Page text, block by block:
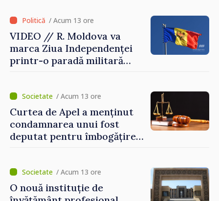
/ Acum 13 ore
VIDEO // R. Moldova va
marca Ziua Independenței
printr-o paradă militară
eforturile pentru
consolidarea capacităților
de apărare”
/ Acum 13 ore
Curtea de Apel a menținut
condamnarea unui fost
deputat pentru îmbogățire
de lei
/ Acum 13 ore
O nouă instituție de